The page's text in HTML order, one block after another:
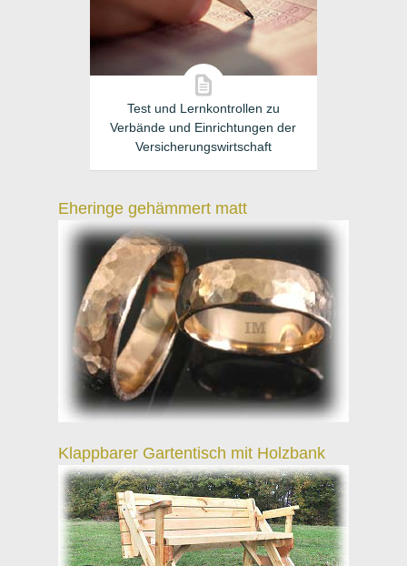
Test und Lernkontrollen zu
Verbände und Einrichtungen der
Versicherungswirtschaft
Eheringe gehämmert matt
Klappbarer Gartentisch mit Holzbank